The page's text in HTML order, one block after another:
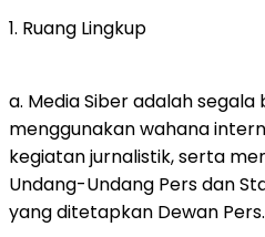
1. Ruang Lingkup
a. Media Siber adalah
menggunakan wahana
kegiatan jurnalistik, serta
Undang-Undang Pers dan
yang ditetapkan Dewan Pers.